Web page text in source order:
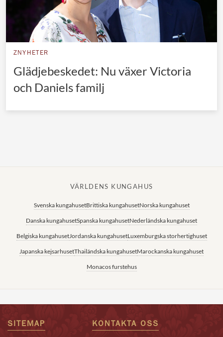
ZNYHETER
Glädjebeskedet: Nu växer Victoria
och Daniels familj
VÄRLDENS KUNGAHUS
Svenska kungahusetBrittiska kungahusetNorska kungahuset
Danska kungahusetSpanska kungahusetNederländska kungahuset
Belgiska kungahusetJordanska kungahusetLuxemburgska storhertighuset
Japanska kejsarhusetThailändska kungahusetMarockanska kungahuset
Monacos furstehus
SITEMAP KONTAKTA OSS